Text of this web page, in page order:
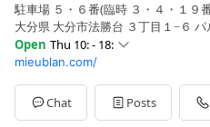
駐車場 ５・６番(臨時 ３・４・１９
大分県 大分市法勝台 ３丁目１−６
Open Thu 10: - 18:
Sun10: - 18:
MonClosed
TueClosed
Wed10: - 18:
mieublan.com/
Chat Posts